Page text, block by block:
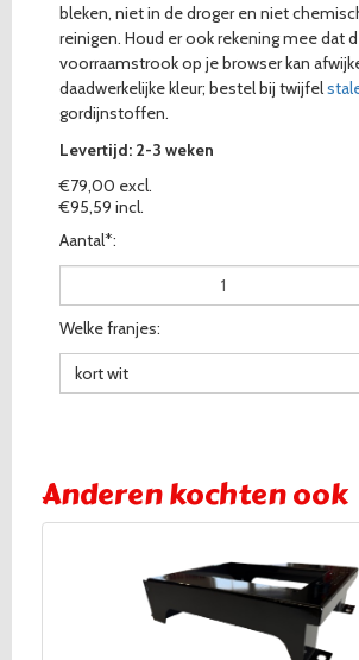
bleken, niet in de droger en niet
reinigen. Houd er ook rekening mee dat
voorraamstrook op je browser kan
daadwerkelijke kleur; bestel bij twijfel
gordijnstoffen.
Levertijd: 2-3 weken
€79,00 excl.
€95,59 incl.
Aantal*:
Welke franjes:
kort wit
Anderen kochten ook